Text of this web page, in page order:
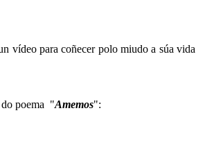
vídeo para coñecer polo miudo a súa vida
do poema "Amemos":